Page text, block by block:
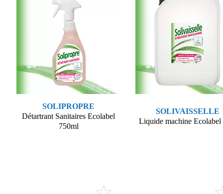
SOLIPROPRE
Détartrant Sanitaires Ecolabel
750ml
SOLIVAISSELLE
Liquide machine